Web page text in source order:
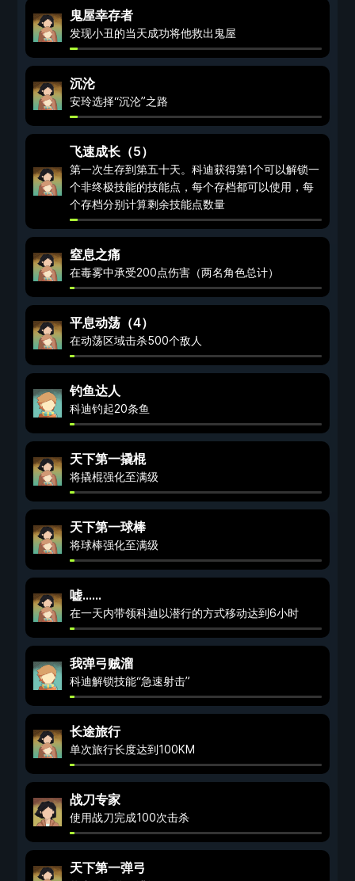
鬼屋幸存者
发现小丑的当天成功将他救出鬼屋
沉沦
安玲选择“沉沦”之路
飞速成长（5）
第一次生存到第五十天。科迪获得第1个可以解锁一
个非终极技能的技能点，每个存档都可以使用，每
个存档分别计算剩余技能点数量
窒息之痛
在毒雾中承受200点伤害（两名角色总计）
平息动荡（4）
在动荡区域击杀500个敌人
钓鱼达人
科迪钓起20条鱼
天下第一撬棍
将撬棍强化至满级
天下第一球棒
将球棒强化至满级
嘘……
在一天内带领科迪以潜行的方式移动达到6小时
我弹弓贼溜
科迪解锁技能“急速射击”
长途旅行
单次旅行长度达到100KM
战刀专家
使用战刀完成100次击杀
天下第一弹弓